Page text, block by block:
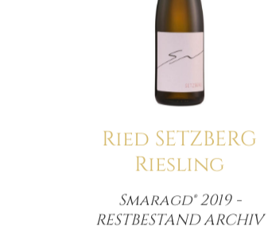
Ried SETZBERG
Riesling
Smaragd® 2019 -
RESTBESTAND ARCHIV
Menge